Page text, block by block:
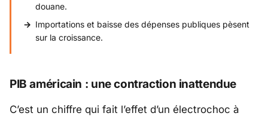
douane.
Importations et baisse des dépenses publiques pèsent
sur la croissance.
PIB américain : une contraction inattendue
C’est un chiffre qui fait l’effet d’un électrochoc à